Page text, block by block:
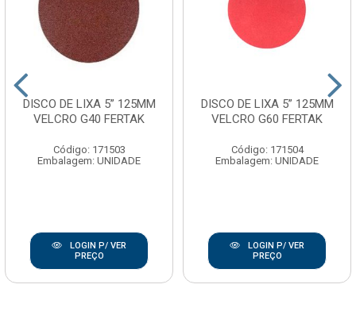
DISCO DE LIXA 5” 125MM
VELCRO G40 FERTAK
Código: 171503
Embalagem: UNIDADE
LOGIN P/ VER
PREÇO
DISCO DE LIXA 5” 125MM
VELCRO G60 FERTAK
Código: 171504
Embalagem: UNIDADE
LOGIN P/ VER
PREÇO